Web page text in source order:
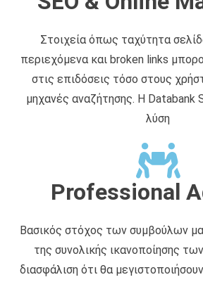
Στοιχεία όπως ταχύτητα
περιεχόμενα και broken links
στις επιδόσεις τόσο στους
μηχανές αναζήτησης. Η Databank
λύση
Professional
Βασικός στόχος των συμβούλων
της συνολικής ικανοποίησης
διασφάλιση ότι θα